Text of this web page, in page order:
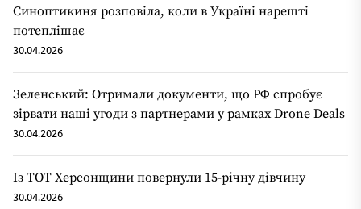
Синоптикиня розповіла, коли в Україні нарешті
потеплішає
30.04.2026
Зеленський: Отримали документи, що РФ спробує
зірвати наші угоди з партнерами у рамках Drone Deals
30.04.2026
Із ТОТ Херсонщини повернули 15-річну дівчину
30.04.2026